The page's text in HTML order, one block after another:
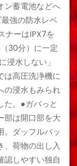
ン蓄電池などへ
強の防水レベ
ナーはIPX7を
30分）に一定
浸水しない」
は高圧洗浄機に
の浸水もみられ
た。●ガバっと
部は開口部を大
。ダッフルバッ
、荷物の出し入
認しやすい独自